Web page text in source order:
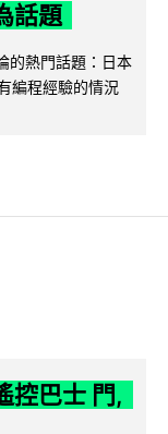
話題
的熱門話題：日本
編程經驗的情況
控巴士 門,